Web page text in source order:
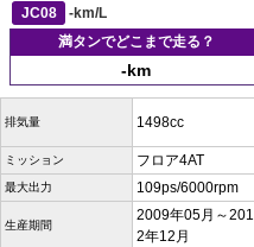
JC08
-km/L
満タンでどこまで走る？
-km
排気量 1498cc
ミッション フロア4AT
最大出力 109ps/6000rpm
生産期間
2009年05月～201
2年12月